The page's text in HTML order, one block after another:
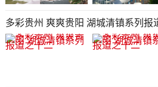
多彩贵州 爽爽贵阳 湖城清镇系列报